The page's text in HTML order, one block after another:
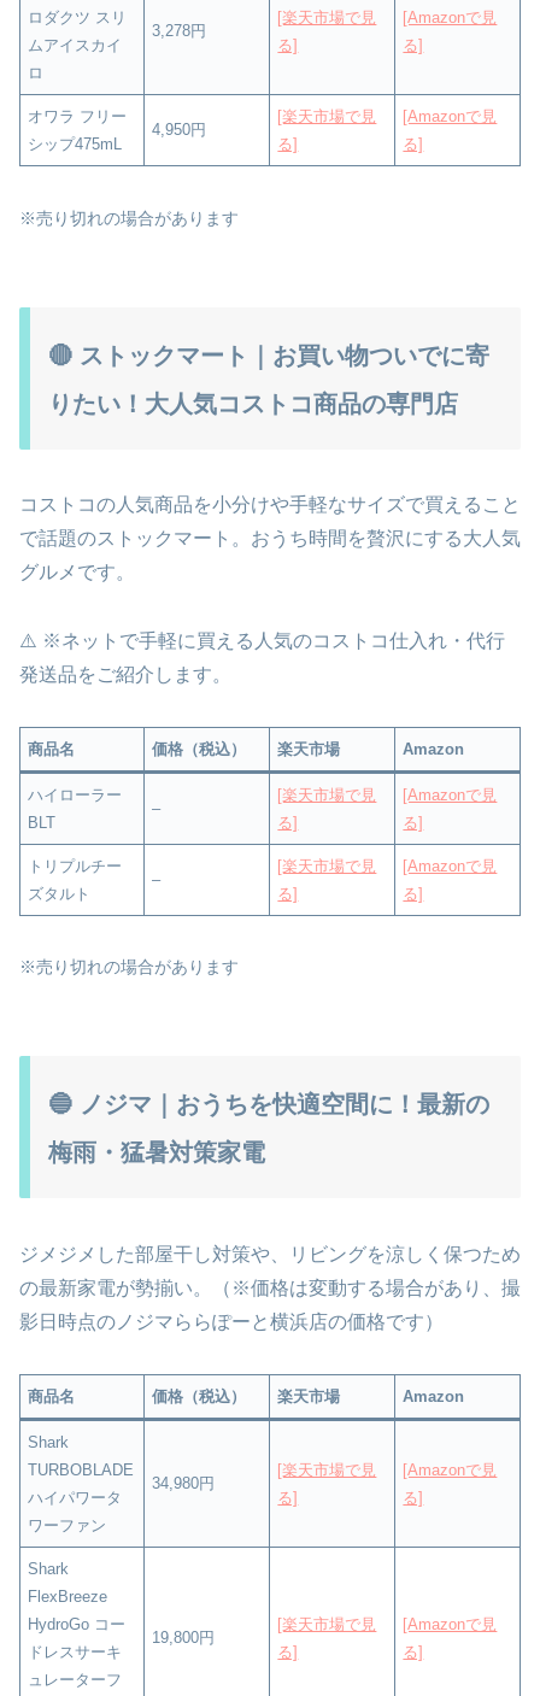
ロダクツ スリ
ムアイスカイ
ロ
3,278円
[楽天市場で見
る]
[Amazonで見
る]
オワラ フリー
シップ475mL
4,950円
[楽天市場で見
る]
[Amazonで見
る]
※売り切れの場合があります
🔴 ストックマート｜お買い物ついでに寄
りたい！大人気コストコ商品の専門店
コストコの人気商品を小分けや手軽なサイズで買えること
で話題のストックマート。おうち時間を贅沢にする大人気
グルメです。
⚠️ ※ネットで手軽に買える人気のコストコ仕入れ・代行
発送品をご紹介します。
商品名 価格（税込） 楽天市場 Amazon
ハイローラー
BLT
–
[楽天市場で見
る]
[Amazonで見
る]
トリプルチー
ズタルト
–
[楽天市場で見
る]
[Amazonで見
る]
※売り切れの場合があります
🔵 ノジマ｜おうちを快適空間に！最新の
梅雨・猛暑対策家電
ジメジメした部屋干し対策や、リビングを涼しく保つため
の最新家電が勢揃い。（※価格は変動する場合があり、撮
影日時点のノジマららぽーと横浜店の価格です）
商品名 価格（税込） 楽天市場 Amazon
Shark
TURBOBLADE
ハイパワータ
ワーファン
34,980円
[楽天市場で見
る]
[Amazonで見
る]
Shark
FlexBreeze
HydroGo コー
ドレスサーキ
ュレーターフ
19,800円
[楽天市場で見
る]
[Amazonで見
る]